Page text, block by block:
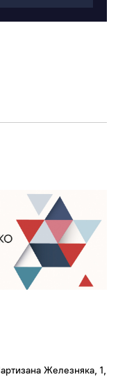
Железняка, 1,